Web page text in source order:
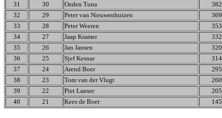
31
30 Ozden Tuna
32
29 Peter van Nieuwenhuizen
33
28 Peter Weeren
34
27 Jaap Kramer
35
26 Jan Jansen
36
25 Sjef Kesnar
37
24 Arend Boer
38
23 Tom van der Vlugt
39
22 Piet Lanser
40
21 Kees de Boer